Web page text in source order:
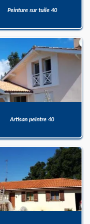
Peinture sur tuile 40
Artisan peintre 40